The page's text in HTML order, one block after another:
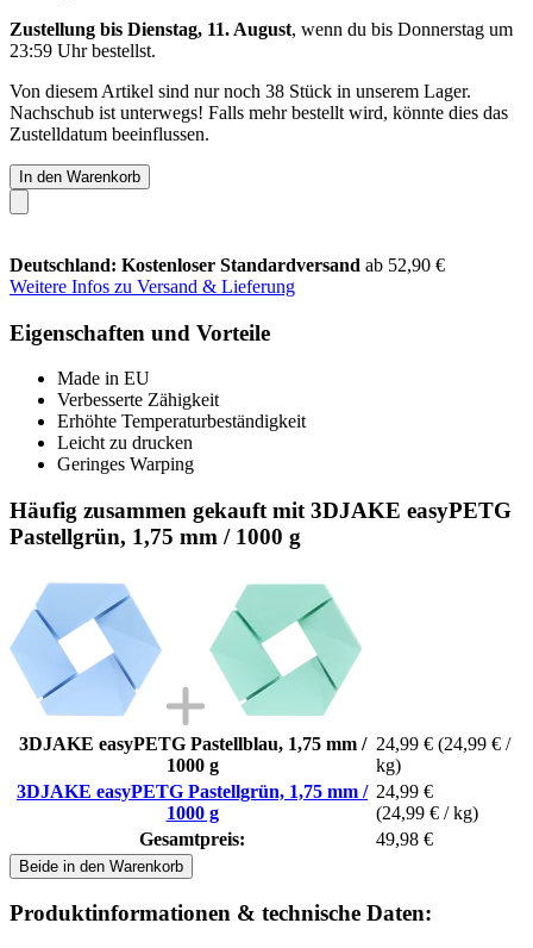
Zustellung bis Dienstag, 11. August, wenn du bis Donnerstag um
23:59 Uhrbestellst.
Von diesem Artikel sind nur noch 38 Stück in unserem Lager.
Nachschub ist unterwegs! Falls mehr bestellt wird, könnte dies das
Zustelldatum beeinflussen.
In den Warenkorb
Deutschland: Kostenloser Standardversand ab 52,90 €
Weitere Infos zu Versand & Lieferung
Eigenschaften und Vorteile
Made in EU
Verbesserte Zähigkeit
Erhöhte Temperaturbeständigkeit
Leicht zu drucken
Geringes Warping
Häufig zusammen gekauft mit 3DJAKE easyPETG
Pastellgrün, 1,75 mm / 1000 g
3DJAKE easyPETG Pastellblau, 1,75 mm /
1000 g
24,99 € (24,99 € /
kg)
3DJAKE easyPETG Pastellgrün, 1,75 mm /
1000 g
24,99 €
(24,99 € / kg)
Gesamtpreis:
49,98 €
Beide in den Warenkorb
Produktinformationen & technische Daten: